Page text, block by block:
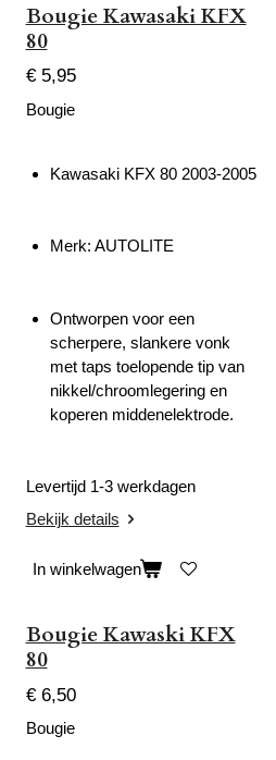
Bougie Kawasaki KFX
80
€ 5,95
Bougie
Kawasaki KFX 80 2003-2005
Merk: AUTOLITE
Ontworpen voor een
scherpere, slankere vonk
met taps toelopende tip van
nikkel/chroomlegering en
koperen middenelektrode.
Levertijd 1-3 werkdagen
Bekijk details
In winkelwagen
Bougie Kawaski KFX
80
€ 6,50
Bougie